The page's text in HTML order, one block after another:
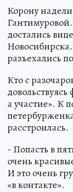
Корону
достались
разъехались
Кто с
а участие». К
расстроилась.
- Попасть в
очень
И это очень
«в контакте».